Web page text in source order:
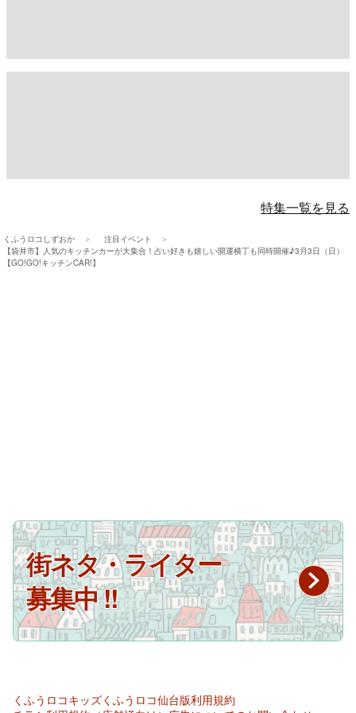
特集一覧を見る
くふうロコしずおか
注目イベント
【袋井市】人気のキッチンカーが大集合！占い好きも嬉しい開運横丁も同時開催♪3月3日（日）
【GO!GO!キッチンCAR!】
街ネタ・ライター
募集中 !!
くふうロコキッズくふうロコ仙台版利用規約